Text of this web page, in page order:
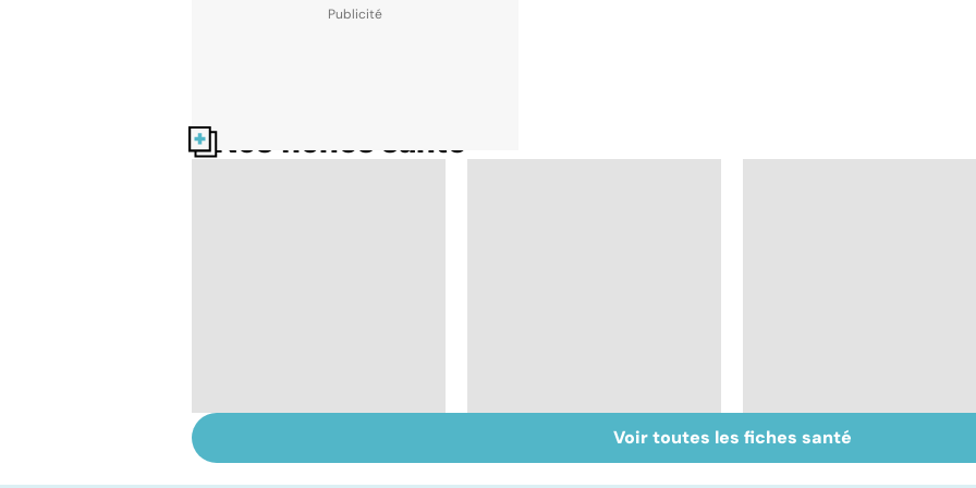
Nos fiches santé
science
La greffe, du
prélèvement à la
Greffe : comment
éviter les rejets ?
Voir toutes les fiches santé